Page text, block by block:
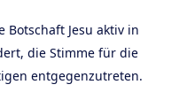
Botschaft Jesu aktiv in
die Stimme für die
entgegenzutreten.